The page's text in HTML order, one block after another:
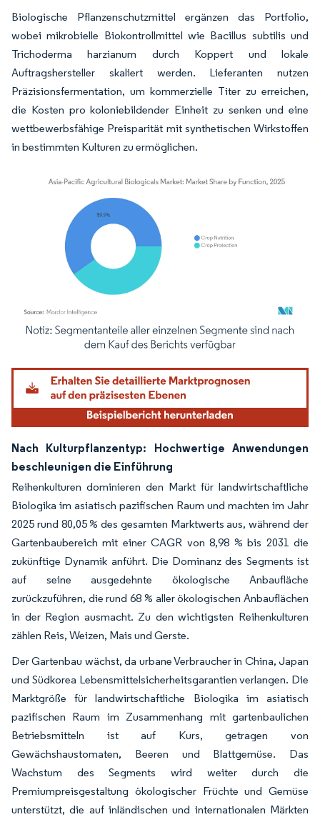
Biologische Pflanzenschutzmittel ergänzen das Portfolio,
wobei mikrobielle Biokontrollmittel wie Bacillus subtilis und
Trichoderma harzianum durch Koppert und lokale
Auftragshersteller skaliert werden. Lieferanten nutzen
Präzisionsfermentation, um kommerzielle Titer zu erreichen,
die Kosten pro koloniebildender Einheit zu senken und eine
wettbewerbsfähige Preisparität mit synthetischen Wirkstoffen
in bestimmten Kulturen zu ermöglichen.
Bild © Mordor Intelligence. Wiederverwendung erfordert Namensnennung
Nach Kulturpflanzentyp: Hochwertige Anwendungen
beschleunigen die Einführung
Reihenkulturen dominieren den Markt für landwirtschaftliche
Biologika im asiatisch pazifischen Raum und machten im Jahr
2025 rund 80,05 % des gesamten Marktwerts aus, während der
Gartenbaubereich mit einer CAGR von 8,98 % bis 2031 die
zukünftige Dynamik anführt. Die Dominanz des Segments ist
auf seine ausgedehnte ökologische Anbaufläche
zurückzuführen, die rund 68 % aller ökologischen Anbauflächen
in der Region ausmacht. Zu den wichtigsten Reihenkulturen
zählen Reis, Weizen, Mais und Gerste.
Der Gartenbau wächst, da urbane Verbraucher in China, Japan
und Südkorea Lebensmittelsicherheitsgarantien verlangen. Die
Marktgröße für landwirtschaftliche Biologika im asiatisch
pazifischen Raum im Zusammenhang mit gartenbaulichen
Betriebsmitteln ist auf Kurs, getragen von
Gewächshaustomaten, Beeren und Blattgemüse. Das
Wachstum des Segments wird weiter durch die
Premiumpreisgestaltung ökologischer Früchte und Gemüse
unterstützt, die auf inländischen und internationalen Märkten